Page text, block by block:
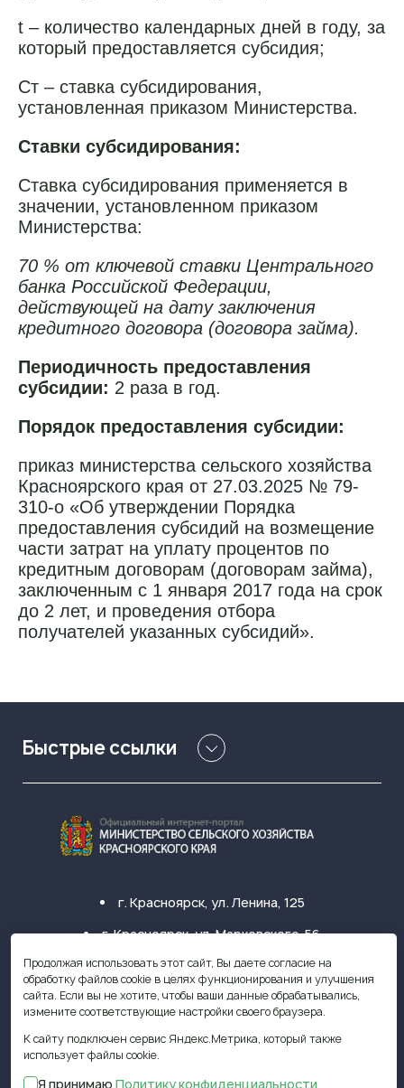
t – количество календарных дней в году, за
который предоставляется субсидия;
Ст – ставка субсидирования,
установленная приказом Министерства.
Ставки субсидирования:
Ставка субсидирования применяется в
значении, установленном приказом
Министерства:
70 % от ключевой ставки Центрального
банка Российской Федерации,
действующей на дату заключения
кредитного договора (договора займа).
Периодичность предоставления
субсидии: 2 раза в год.
Порядок предоставления субсидии:
приказ министерства сельского хозяйства
Красноярского края от 27.03.2025 № 79-
310-о «Об утверждении Порядка
предоставления субсидий на возмещение
части затрат на уплату процентов по
кредитным договорам (договорам займа),
заключенным с 1 января 2017 года на срок
до 2 лет, и проведения отбора
получателей указанных субсидий».
Быстрые ссылки
г. Красноярск, ул. Ленина, 125
г. Красноярск, ул. Марковского, 56
+7 (391) 249-31-33
krasagro@krasagro.ru
Продолжая использовать этот сайт, Вы даете согласие на
обработку файлов cookie в целях функционирования и улучшения
сайта. Если вы не хотите, чтобы ваши данные обрабатывались,
измените соответствующие настройки своего браузера.
К сайту подключен сервис Яндекс.Метрика, который также
использует файлы cookie.
Я принимаю Политику конфиденциальности